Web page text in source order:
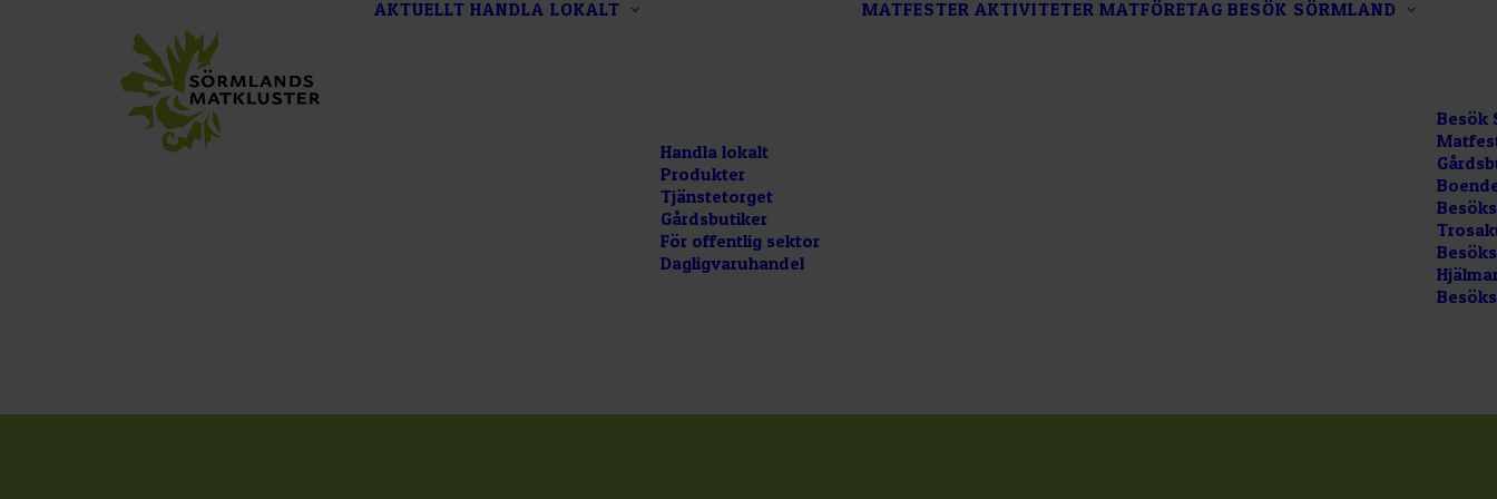
AKTUELLT HANDLA LOKALT
Handla lokalt
Produkter
Tjänstetorget
Gårdsbutiker
För offentlig sektor
Dagligvaruhandel
MATFESTER AKTIVITETER MATFÖRETAG BESÖK SÖRMLAND
Besök